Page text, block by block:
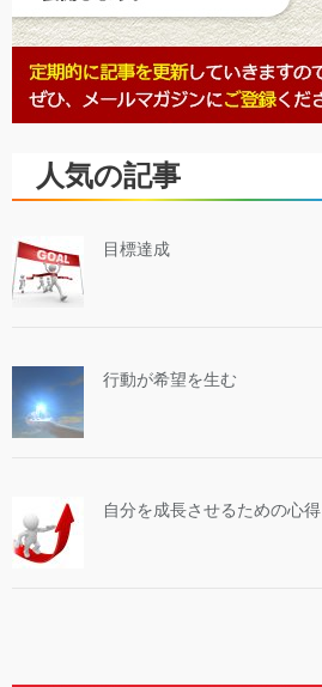
人気の記事
目標達成
行動が希望を生む
自分を成長させるための心得